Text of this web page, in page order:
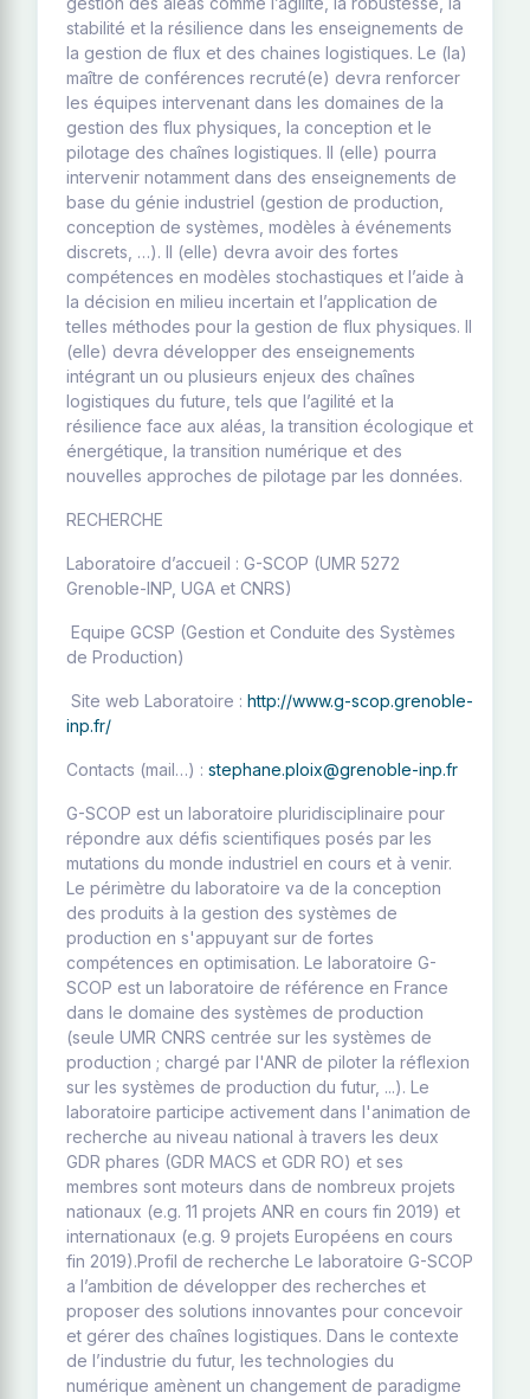
stabilité et la résilience dans les enseignements de
la gestion de flux et des chaines logistiques. Le (la)
maître de conférences recruté(e) devra renforcer
les équipes intervenant dans les domaines de la
gestion des flux physiques, la conception et le
pilotage des chaînes logistiques. Il (elle) pourra
intervenir notamment dans des enseignements de
base du génie industriel (gestion de production,
conception de systèmes, modèles à événements
discrets, …). Il (elle) devra avoir des fortes
compétences en modèles stochastiques et l’aide à
la décision en milieu incertain et l’application de
telles méthodes pour la gestion de flux physiques. Il
(elle) devra développer des enseignements
intégrant un ou plusieurs enjeux des chaînes
logistiques du future, tels que l’agilité et la
résilience face aux aléas, la transition écologique et
énergétique, la transition numérique et des
nouvelles approches de pilotage par les données.
RECHERCHE
Laboratoire d’accueil : G-SCOP (UMR 5272
Grenoble-INP, UGA et CNRS)
Equipe GCSP (Gestion et Conduite des Systèmes
de Production)
Site web Laboratoire : http://www.g-scop.grenoble-
inp.fr/
Contacts (mail…) : stephane.ploix@grenoble-inp.fr
G-SCOP est un laboratoire pluridisciplinaire pour
répondre aux défis scientifiques posés par les
mutations du monde industriel en cours et à venir.
Le périmètre du laboratoire va de la conception
des produits à la gestion des systèmes de
production en s'appuyant sur de fortes
compétences en optimisation. Le laboratoire G-
SCOP est un laboratoire de référence en France
dans le domaine des systèmes de production
(seule UMR CNRS centrée sur les systèmes de
production ; chargé par l'ANR de piloter la réflexion
sur les systèmes de production du futur, ...). Le
laboratoire participe activement dans l'animation de
recherche au niveau national à travers les deux
GDR phares (GDR MACS et GDR RO) et ses
membres sont moteurs dans de nombreux projets
nationaux (e.g. 11 projets ANR en cours fin 2019) et
internationaux (e.g. 9 projets Européens en cours
fin 2019).Profil de recherche Le laboratoire G-SCOP
a l’ambition de développer des recherches et
proposer des solutions innovantes pour concevoir
et gérer des chaînes logistiques. Dans le contexte
de l’industrie du futur, les technologies du
numérique amènent un changement de paradigme